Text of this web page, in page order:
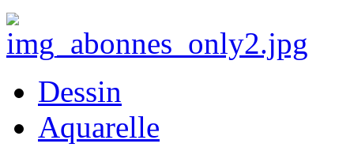
Dessin
Aquarelle